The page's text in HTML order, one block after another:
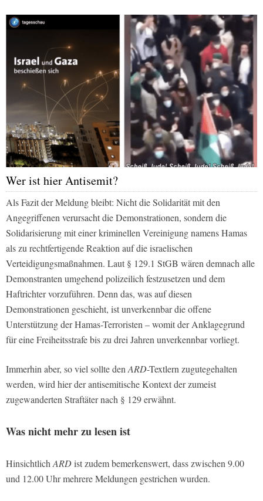
Wer ist hier Antisemit?
Als Fazit der Meldung bleibt: Nicht die Solidarität mit den
Angegriffenen verursacht die Demonstrationen, sondern die
Solidarisierung mit einer kriminellen Vereinigung namens Hamas
als zu rechtfertigende Reaktion auf die israelischen
Verteidigungsmaßnahmen. Laut § 129.1 StGB wären demnach alle
Demonstranten umgehend polizeilich festzusetzen und dem
Haftrichter vorzuführen. Denn das, was auf diesen
Demonstrationen geschieht, ist unverkennbar die offene
Unterstützung der Hamas-Terroristen – womit der Anklagegrund
für eine Freiheitsstrafe bis zu drei Jahren unverkennbar vorliegt.
Immerhin aber, so viel sollte denARD-Textlern zugutegehalten
werden, wird hier der antisemitische Kontext der zumeist
zugewanderten Straftäter nach § 129 erwähnt.
Was nicht mehr zu lesen ist
HinsichtlichARDist zudem bemerkenswert, dass zwischen 9.00
und 12.00 Uhr mehrere Meldungen gestrichen wurden.